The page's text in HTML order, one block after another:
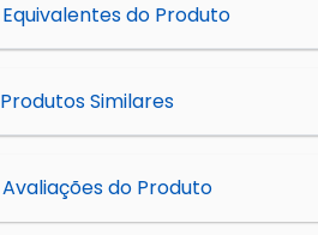
Equivalentes do Produto
Produtos Similares
Avaliações do Produto